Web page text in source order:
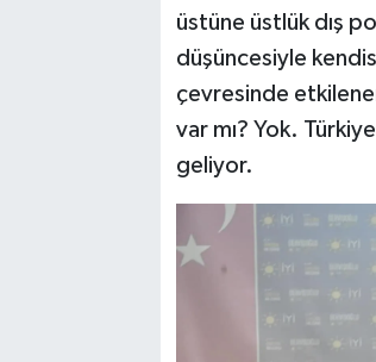
üstüne üstlük dış
düşüncesiyle
çevresinde
var mı? Yok.
geliyor.